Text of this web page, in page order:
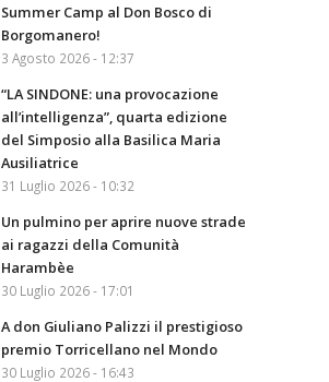
Summer Camp al Don Bosco di
Borgomanero!
3 Agosto 2026 - 12:37
“LA SINDONE: una provocazione
all’intelligenza”, quarta edizione
del Simposio alla Basilica Maria
Ausiliatrice
31 Luglio 2026 - 10:32
Un pulmino per aprire nuove strade
ai ragazzi della Comunità
Harambèe
30 Luglio 2026 - 17:01
A don Giuliano Palizzi il prestigioso
premio Torricellano nel Mondo
30 Luglio 2026 - 16:43